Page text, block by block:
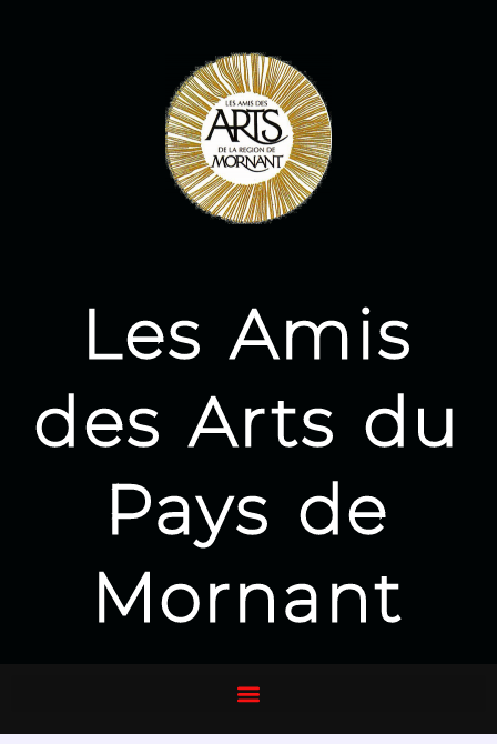
Les Amis
des Arts du
Pays de
Mornant